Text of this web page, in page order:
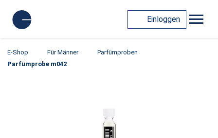
Einloggen
E-Shop Für Männer
Parfümproben
Parfümprobe m042